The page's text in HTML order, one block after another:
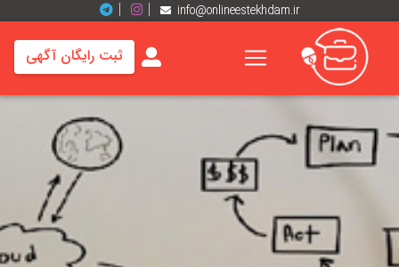
info@onlineestekhdam.ir
خانه
های
شغلی
ثبت رایگان آگهی